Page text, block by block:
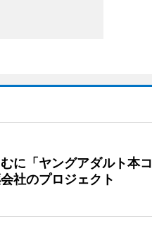
に「ヤングアダルト本コ
社のプロジェクト